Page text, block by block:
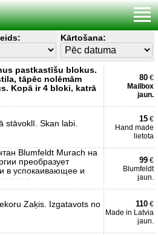
Kārtošana:
pastkastīšu blokus.
tāpēc nolēmām
Kopā ir 4 bloki, katrā
80 €
Mailbox
jaun.
stāvoklī. Skan labi. 15 €
Hand made
lietota
Blumfeldt Murach на
преобразует
в успокаивающее и
пред
99 €
Blumfeldt
jaun.
Zaķis. Izgatavots no
110 €
Made in Latvia
jaun.